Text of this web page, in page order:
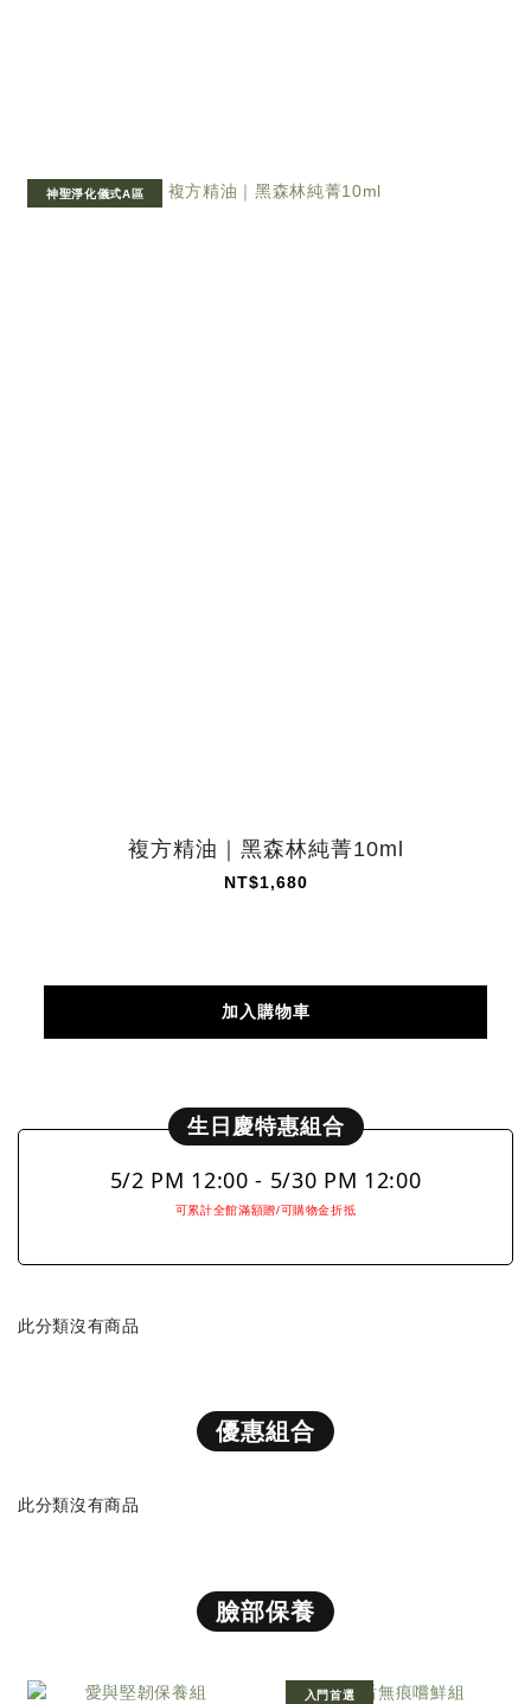
神聖淨化儀式A區
複方精油｜黑森林純菁10ml
NT$1,680
加入購物車
生日慶特惠組合
5/2 PM 12:00 - 5/30 PM 12:00
可累計全館滿額贈/可購物金折抵
此分類沒有商品
優惠組合
此分類沒有商品
臉部保養
入門首選